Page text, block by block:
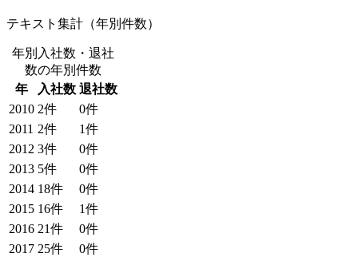
テキスト集計（年別件数）
年別入社数・退社
数の年別件数
年
入社数 退社数
2010 2件 0件
2011 2件 1件
2012 3件 0件
2013 5件 0件
2014 18件 0件
2015 16件 1件
2016 21件 0件
2017 25件 0件